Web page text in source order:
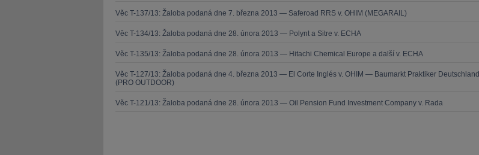
Věc T-137/13: Žaloba podaná dne 7. března 2013 — Saferoad RRS v. OHIM (MEGARAIL)
Věc T-134/13: Žaloba podaná dne 28. února 2013 — Polynt a Sitre v. ECHA
Věc T-135/13: Žaloba podaná dne 28. února 2013 — Hitachi Chemical Europe a další v. ECHA
Věc T-127/13: Žaloba podaná dne 4. března 2013 — El Corte Inglés v. OHIM — Baumarkt Praktiker Deutschland
(PRO OUTDOOR)
Věc T-121/13: Žaloba podaná dne 28. února 2013 — Oil Pension Fund Investment Company v. Rada
Kurzy lektora